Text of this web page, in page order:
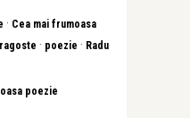
· Cea mai frumoasa
· poezie · Radu
poezie